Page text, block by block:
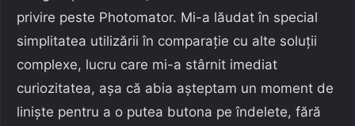
privire peste Photomator. Mi-a lăudat în special
simplitatea utilizării în comparație cu alte soluții
complexe, lucru care mi-a stârnit imediat
curiozitatea, așa că abia așteptam un moment de
liniște pentru a o putea butona pe îndelete, fără